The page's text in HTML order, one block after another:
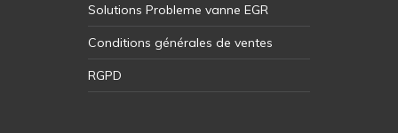
Solutions Probleme vanne EGR
Conditions générales de ventes
RGPD